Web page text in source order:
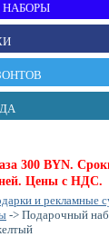
НАБОРЫ
300 BYN.
Цены с НДС.
и рекламные
-> Подарочный